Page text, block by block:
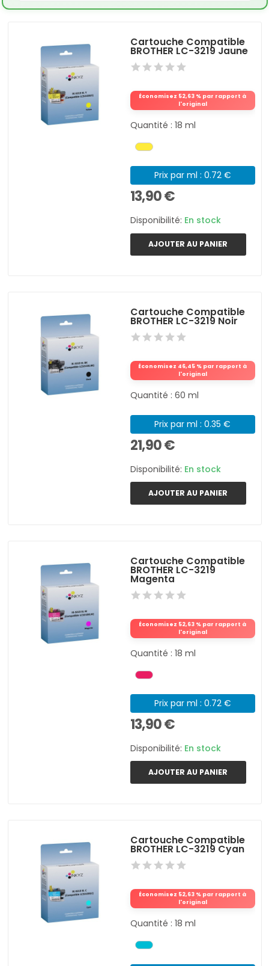
Cartouche Compatible
BROTHER LC-3219 Jaune
Économisez 52,63 % par rapport à
l'original
Quantité : 18 ml
Prix par ml : 0.72 €
13,90 €
Disponibilité: En stock
AJOUTER AU PANIER
Cartouche Compatible
BROTHER LC-3219 Noir
Économisez 46,45 % par rapport à
l'original
Quantité : 60 ml
Prix par ml : 0.35 €
21,90 €
Disponibilité: En stock
AJOUTER AU PANIER
Cartouche Compatible
BROTHER LC-3219
Magenta
Économisez 52,63 % par rapport à
l'original
Quantité : 18 ml
Prix par ml : 0.72 €
13,90 €
Disponibilité: En stock
AJOUTER AU PANIER
Cartouche Compatible
BROTHER LC-3219 Cyan
Économisez 52,63 % par rapport à
l'original
Quantité : 18 ml